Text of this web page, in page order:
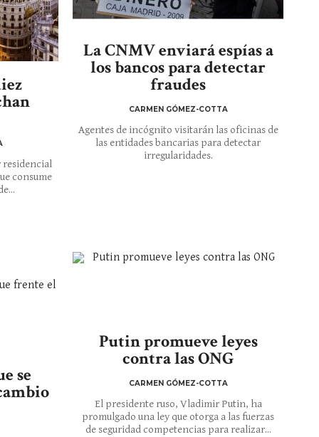
La CNMV enviará espías a
los bancos para detectar
fraudes
CARMEN GÓMEZ-COTTA
Agentes de incógnito visitarán las oficinas de
las entidades bancarias para detectar
irregularidades.
residencial
consume
Putin promueve leyes
contra las ONG
CARMEN GÓMEZ-COTTA
El presidente ruso, Vladimir Putin, ha
promulgado una ley que otorga a las fuerzas
de seguridad competencias para realizar...
se